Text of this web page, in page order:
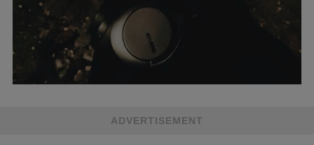
ADVERTISEMENT